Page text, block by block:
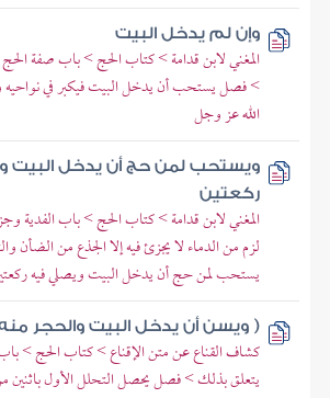
وإن لم يدخل البيت
المغني لابن قدامة > كتاب الحج > باب صفة
> فصل يستحب أن يدخل البيت فيكبر في
الله عز وجل
ويستحب لمن حج أن يدخل البيت
ركعتين
المغني لابن قدامة > كتاب الحج > باب الفدية
لزم من الدماء لا يجزئ فيه إلا الجذع من الضأن
يستحب لمن حج أن يدخل البيت ويصلي فيه
( ويسن أن يدخل البيت والحجر
كشاف القناع عن متن الإقناع > كتاب الحج >
يتعلق بذلك > فصل يحصل التحلل الأول باثنين